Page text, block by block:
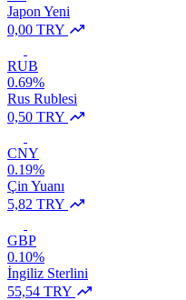
Japon Yeni
0,00 TRY
RUB
0.69%
Rus Rublesi
0,50 TRY
CNY
0.19%
Çin Yuanı
5,82 TRY
GBP
0.10%
İngiliz Sterlini
55,54 TRY